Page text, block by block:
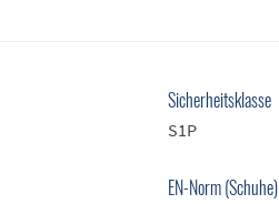
Sicherheitsklasse
S1P
EN-Norm (Schuhe)